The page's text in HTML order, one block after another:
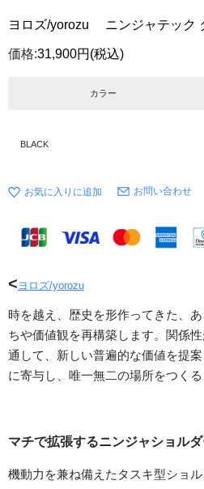
ヨロズ/yorozu ニンジャテック
価格:31,900円 (税込)
カラー
BLACK
お問い合わせ
< ヨロズ/yorozu
時を越え、歴史を形作ってきた、
ちや価値観を再構築します。関係
通して、新しい普遍的な価値を提
に寄与し、唯一無二の場所をつくる
マチで拡張するニンジャショル
機動力を兼ね備えたタスキ型ショル